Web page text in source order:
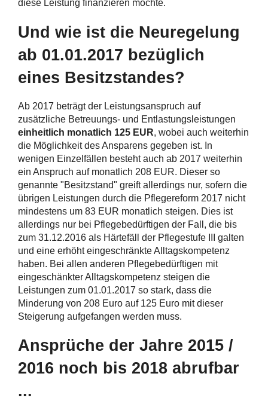
diese Leistung finanzieren möchte.
Und wie ist die Neuregelung
ab 01.01.2017 bezüglich
eines Besitzstandes?
Ab 2017 beträgt der Leistungsanspruch auf
zusätzliche Betreuungs- und Entlastungsleistungen
einheitlich monatlich 125 EUR, wobei auch weiterhin
die Möglichkeit des Ansparens gegeben ist. In
wenigen Einzelfällen besteht auch ab 2017 weiterhin
ein Anspruch auf monatlich 208 EUR. Dieser so
genannte "Besitzstand" greift allerdings nur, sofern die
übrigen Leistungen durch die Pflegereform 2017 nicht
mindestens um 83 EUR monatlich steigen. Dies ist
allerdings nur bei Pflegebedürftigen der Fall, die bis
zum 31.12.2016 als Härtefäll der Pflegestufe III galten
und eine erhöht eingeschränkte Alltagskompetenz
haben. Bei allen anderen Pflegebedürftigen mit
eingeschänkter Alltagskompetenz steigen die
Leistungen zum 01.01.2017 so stark, dass die
Minderung von 208 Euro auf 125 Euro mit dieser
Steigerung aufgefangen werden muss.
Ansprüche der Jahre 2015 /
2016 noch bis 2018 abrufbar
...